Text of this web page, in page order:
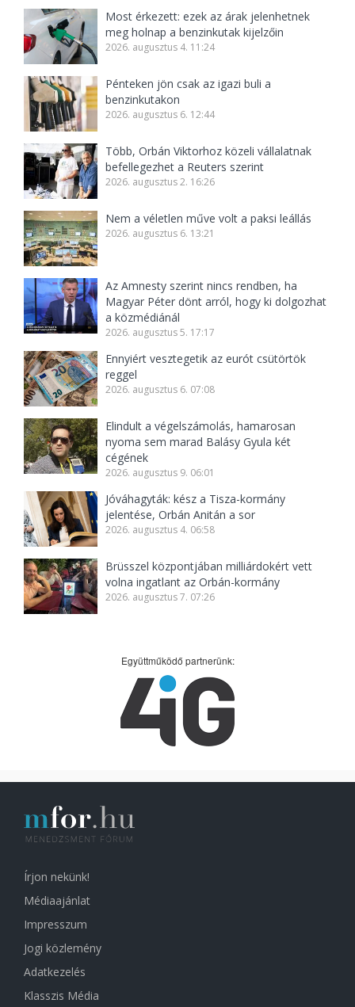
Most érkezett: ezek az árak jelenhetnek
meg holnap a benzinkutak kijelzőin
2026. augusztus 4. 11:24
Pénteken jön csak az igazi buli a
benzinkutakon
2026. augusztus 6. 12:44
Több, Orbán Viktorhoz közeli vállalatnak
befellegezhet a Reuters szerint
2026. augusztus 2. 16:26
Nem a véletlen műve volt a paksi leállás
2026. augusztus 6. 13:21
Az Amnesty szerint nincs rendben, ha
Magyar Péter dönt arról, hogy ki dolgozhat
a közmédiánál
2026. augusztus 5. 17:17
Ennyiért vesztegetik az eurót csütörtök
reggel
2026. augusztus 6. 07:08
Elindult a végelszámolás, hamarosan
nyoma sem marad Balásy Gyula két
cégének
2026. augusztus 9. 06:01
Jóváhagyták: kész a Tisza-kormány
jelentése, Orbán Anitán a sor
2026. augusztus 4. 06:58
Brüsszel központjában milliárdokért vett
volna ingatlant az Orbán-kormány
2026. augusztus 7. 07:26
Együttműködő partnerünk:
Írjon nekünk!
Médiaajánlat
Impresszum
Jogi közlemény
Adatkezelés
Klasszis Média